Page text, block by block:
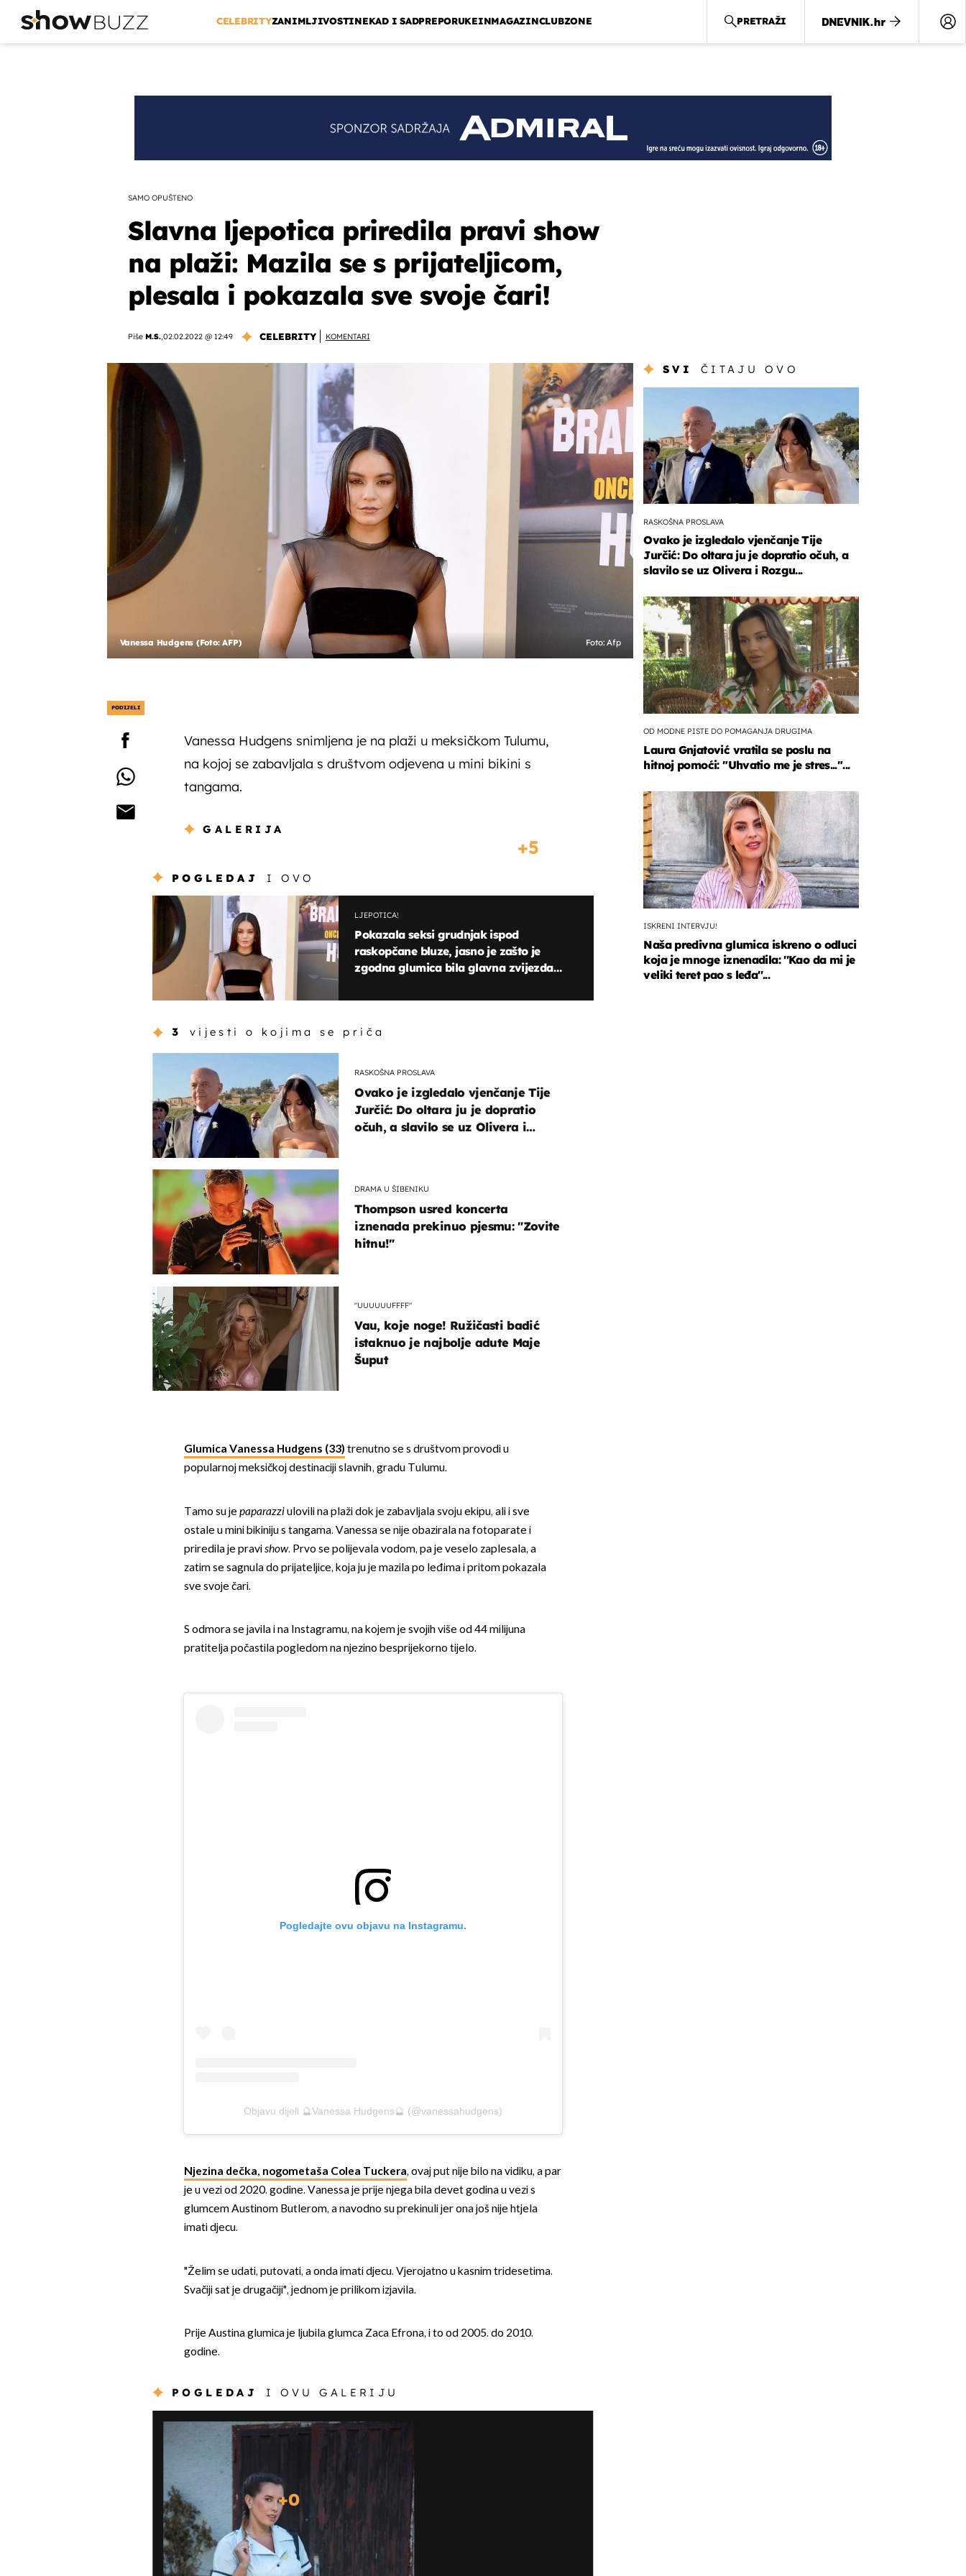
CELEBRITYZANIMLJIVOSTINEKAD I SADPREPORUKEINMAGAZINCLUBZONE PRETRAŽI
SAMO OPUŠTENO
Slavna ljepotica priredila pravi show
na plaži: Mazila se s prijateljicom,
plesala i pokazala sve svoje čari!
Piše M.S.,02.02.2022 @ 12:49 CELEBRITY KOMENTARI
Vanessa Hudgens (Foto: AFP) Foto: Afp
PODIJELI
Vanessa Hudgens snimljena je na plaži u meksičkom Tulumu,
na kojoj se zabavljala s društvom odjevena u mini bikini s
tangama.
GALERIJA
5
POGLEDAJ I OVO
LJEPOTICA!
Pokazala seksi grudnjak ispod
raskopčane bluze, jasno je zašto je
zgodna glumica bila glavna zvijezda
3 vijesti o kojima se priča
RASKOŠNA PROSLAVA
Ovako je izgledalo vjenčanje Tije
Jurčić: Do oltara ju je dopratio
očuh, a slavilo se uz Olivera i
DRAMA U ŠIBENIKU
Thompson usred koncerta
iznenada prekinuo pjesmu: "Zovite
hitnu!"
"UUUUUUFFFF"
Vau, koje noge! Ružičasti badić
istaknuo je najbolje adute Maje
Šuput
Glumica Vanessa Hudgens (33) trenutno se s društvom provodi u
popularnoj meksičkoj destinaciji slavnih, gradu Tulumu.
Tamo su je paparazziulovili na plaži dok je zabavljala svoju ekipu, ali i sve
ostale u mini bikiniju s tangama. Vanessa se nije obazirala na fotoparate i
priredila je pravishow. Prvo se polijevala vodom, pa je veselo zaplesala, a
zatim se sagnula do prijateljice, koja ju je mazila po leđima i pritom pokazala
sve svoje čari.
S odmora se javila i na Instagramu, na kojem je svojih više od 44 milijuna
pratitelja počastila pogledom na njezino besprijekorno tijelo.
Pogledajte ovu objavu na Instagramu.
Objavu dijeli 🔮Vanessa Hudgens🔮 (@vanessahudgens)
Njezina dečka, nogometaša Colea Tuckera, ovaj put nije bilo na vidiku, a par
je u vezi od 2020. godine. Vanessa je prije njega bila devet godina u vezi s
glumcem Austinom Butlerom, a navodno su prekinuli jer ona još nije htjela
imati djecu.
"Želim se udati, putovati, a onda imati djecu. Vjerojatno u kasnim tridesetima.
Svačiji sat je drugačiji", jednom je prilikom izjavila.
Prije Austina glumica je ljubila glumca Zaca Efrona, i to od 2005. do 2010.
godine.
POGLEDAJ I OVU GALERIJU
+0
SVI ČITAJU OVO
RASKOŠNA PROSLAVA
Ovako je izgledalo vjenčanje Tije
Jurčić: Do oltara ju je dopratio očuh, a
slavilo se uz Olivera i Rozgu...
OD MODNE PISTE DO POMAGANJA DRUGIMA
Laura Gnjatović vratila se poslu na
hitnoj pomoći: "Uhvatio me je stres..."...
ISKRENI INTERVJU!
Naša predivna glumica iskreno o odluci
koja je mnoge iznenadila: ''Kao da mi je
veliki teret pao s leđa''...